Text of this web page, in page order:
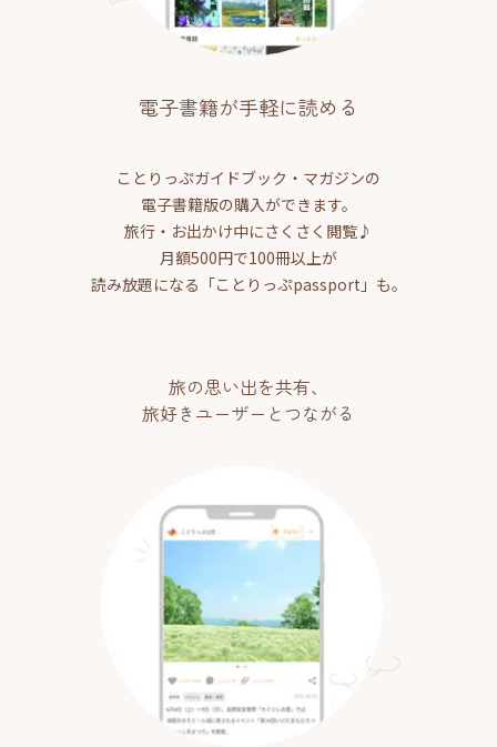
電子書籍が手軽に読める
ことりっぷガイドブック・マガジンの
電子書籍版の購入ができます。
旅行・お出かけ中にさくさく閲覧♪
月額500円で100冊以上が
読み放題になる「ことりっぷpassport」も。
旅の思い出を共有、
旅好きユーザーとつながる